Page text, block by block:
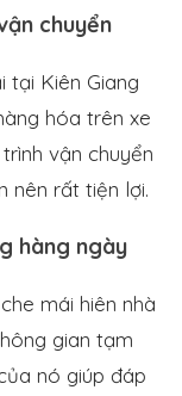
chuyển
tại Kiên Giang
hóa trên xe
vận chuyển
nên rất tiện lợi.
hàng ngày
mái hiên nhà
gian tạm
nó giúp đáp